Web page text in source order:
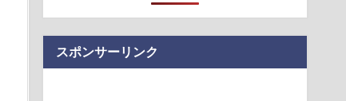
スポンサーリンク